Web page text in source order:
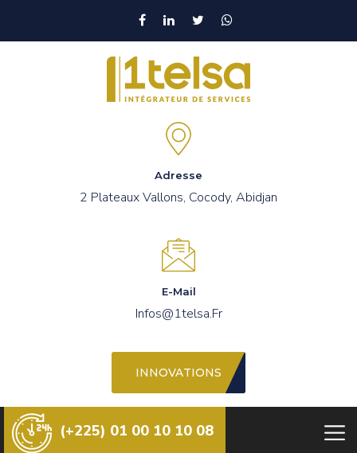
Adresse
2 Plateaux Vallons, Cocody, Abidjan
E-Mail
Infos@1telsa.fr
INNOVATIONS
(+225) 01 00 10 10 08